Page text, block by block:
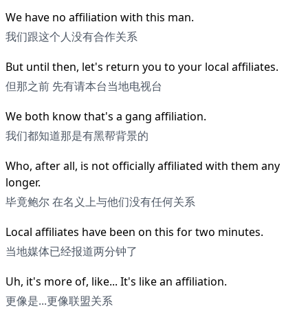
We have no affiliation with this man.
我们跟这个人没有合作关系
But until then, let's return you to your local affiliates.
但那之前 先有请本台当地电视台
We both know that's a gang affiliation.
我们都知道那是有黑帮背景的
Who, after all, is not officially affiliated with them any
longer.
毕竟鲍尔 在名义上与他们没有任何关系
Local affiliates have been on this for two minutes.
当地媒体已经报道两分钟了
Uh, it's more of, like... It's like an affiliation.
更像是...更像联盟关系